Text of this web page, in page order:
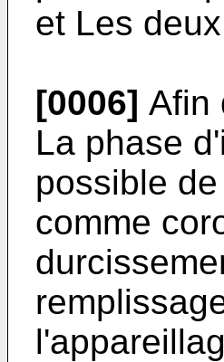
et Les
[0006] Afin
La phase
possible
comme